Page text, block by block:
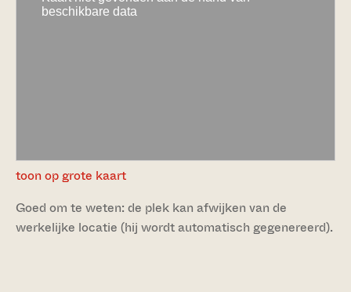
toon op grote kaart
Goed om te weten: de plek kan afwijken van de
werkelijke locatie (hij wordt automatisch gegenereerd).